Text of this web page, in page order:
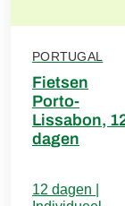
PORTUGAL
Fietsen
Porto-
Lissabon,
dagen
12 dagen |